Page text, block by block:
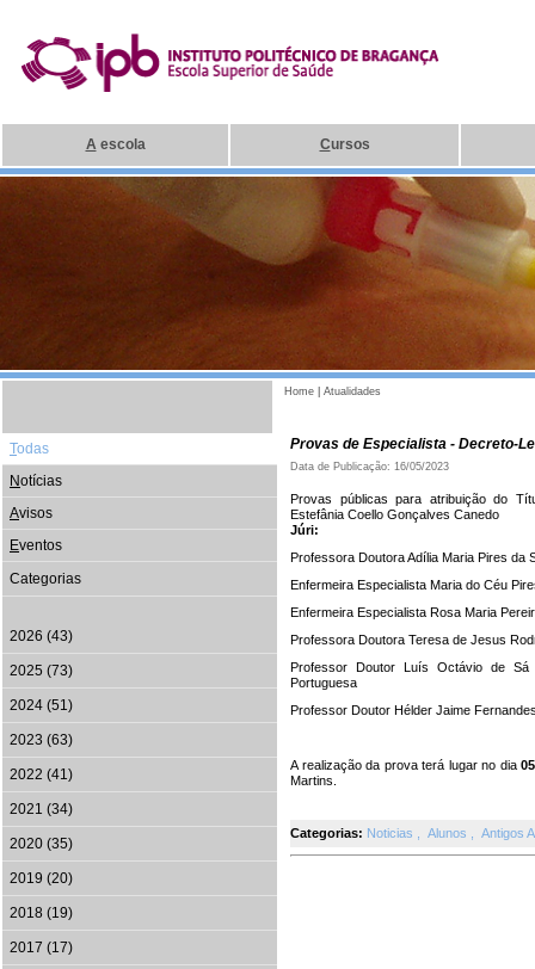
A escola Cursos
Home Atualidades
Todas
Notícias
Avisos
Eventos
Categorias
2026 (43)
2025 (73)
2024 (51)
2023 (63)
2022 (41)
2021 (34)
2020 (35)
2019 (20)
2018 (19)
2017 (17)
Provas de Especialista - Decreto-
Data de Publicação: 16/05/2023
Provas públicas para atribuição do
Estefânia Coello Gonçalves Canedo
Júri:
Professora Doutora Adília Maria Pires da
Enfermeira Especialista Maria do Céu
Enfermeira Especialista Rosa Maria
Professora Doutora Teresa de Jesus
Professor Doutor Luís Octávio de
Portuguesa
Professor Doutor Hélder Jaime
A realização da prova terá lugar no dia
Martins.
Categorias: Noticias Alunos Antigos